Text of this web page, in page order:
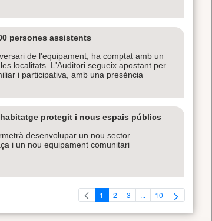
persones assistents
de l'equipament, ha comptat amb un
localitats. L'Auditori segueix apostant per
i participativa, amb una presència
protegit i nous espais públics
desenvolupar un nou sector
i un nou equipament comunitari
Pàgina
1 Pàgina
2 Pàgina
3 ...Pàgines intermèdies
Pàgina
10